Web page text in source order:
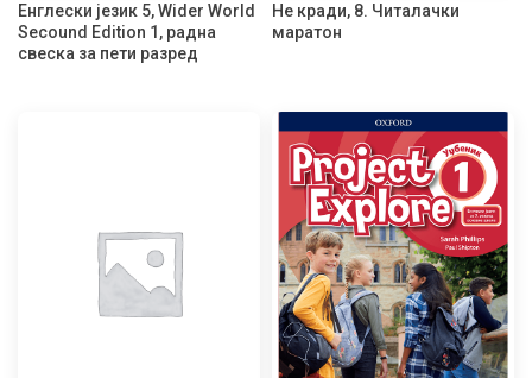
Енглески језик 5, Wider World
Secound Edition 1, радна
свеска за пети разред
Не кради, 8. Читалачки
маратон